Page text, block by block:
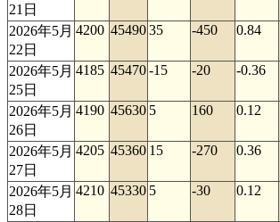
21日
2026年5月
22日
4200 4549035 -450 0.84
2026年5月
25日
4185 45470-15 -20 -0.36
2026年5月
26日
4190 45630 5 160 0.12
2026年5月
27日
4205 45360 15 -270 0.36
2026年5月
28日
4210 45330 5 -30 0.12